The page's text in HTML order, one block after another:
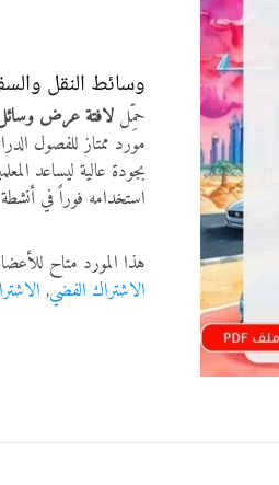
وسائط النقل
حمِّللافتة عرض
مورد ممتاز للفصول
بجودة عالية ليساعد
استخدامه فوراً في أنشطة
هذا المورد متاح
الاشتراك الفضي,